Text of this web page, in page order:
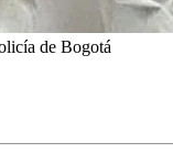
de Bogotá